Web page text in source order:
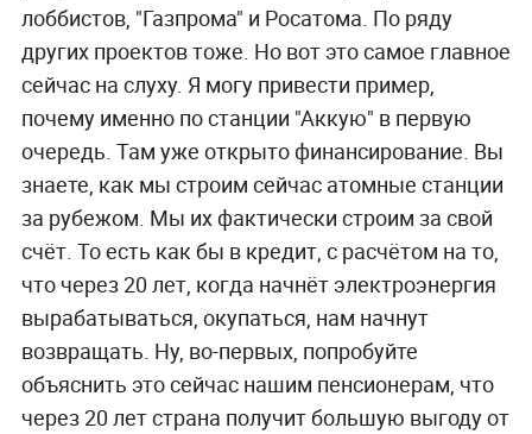
лоббистов, "Газпрома" и Росатома. По ряду
других проектов тоже. Но вот это самое главное
сейчас на слуху. Я могу привести пример,
почему именно по станции "Аккую" в первую
очередь. Там уже открыто финансирование. Вы
знаете, как мы строим сейчас атомные станции
за рубежом. Мы их фактически строим за свой
счёт. То есть как бы в кредит, с расчётом на то,
что через 20 лет, когда начнёт электроэнергия
вырабатываться, окупаться, нам начнут
возвращать. Ну, во-первых, попробуйте
объяснить это сейчас нашим пенсионерам, что
через 20 лет страна получит большую выгоду от